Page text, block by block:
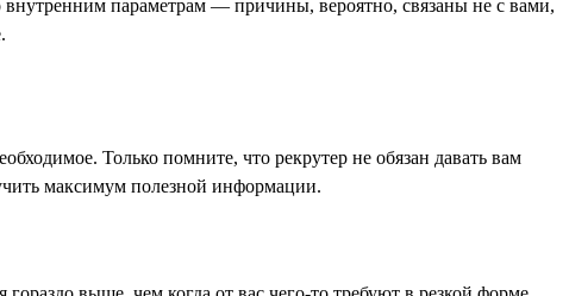
внутренним параметрам — причины, вероятно, связаны не с вами,
Только помните, что рекрутер не обязан давать вам
максимум полезной информации.